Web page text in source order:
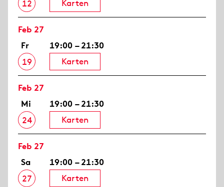
12 Karten
Feb 27
Fr
19
19:00 – 21:30
Karten
Feb 27
Mi
24
19:00 – 21:30
Karten
Feb 27
Sa
27
19:00 – 21:30
Karten